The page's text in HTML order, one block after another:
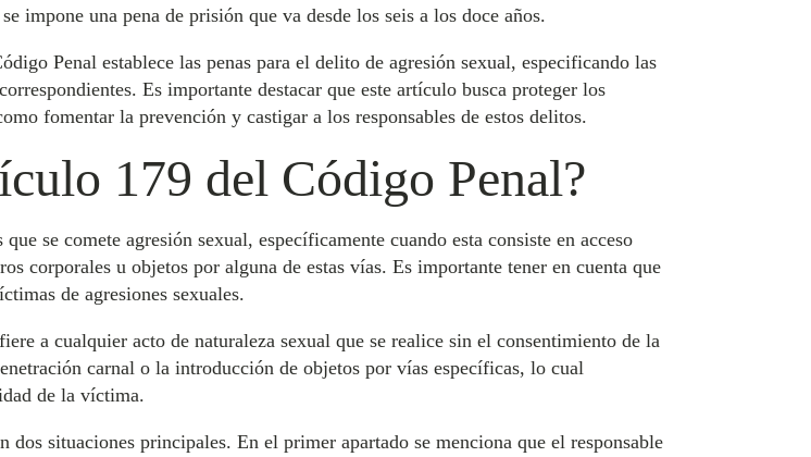
impone una pena de prisión que va desde los seis a los doce años.
Penal establece las penas para el delito de agresión sexual, especificando las
Es importante destacar que este artículo busca proteger los
fomentar la prevención y castigar a los responsables de estos delitos.
179 del Código Penal?
se comete agresión sexual, específicamente cuando esta consiste en acceso
corporales u objetos por alguna de estas vías. Es importante tener en cuenta que
de agresiones sexuales.
a cualquier acto de naturaleza sexual que se realice sin el consentimiento de la
carnal o la introducción de objetos por vías específicas, lo cual
de la víctima.
dos situaciones principales. En el primer apartado se menciona que el responsable